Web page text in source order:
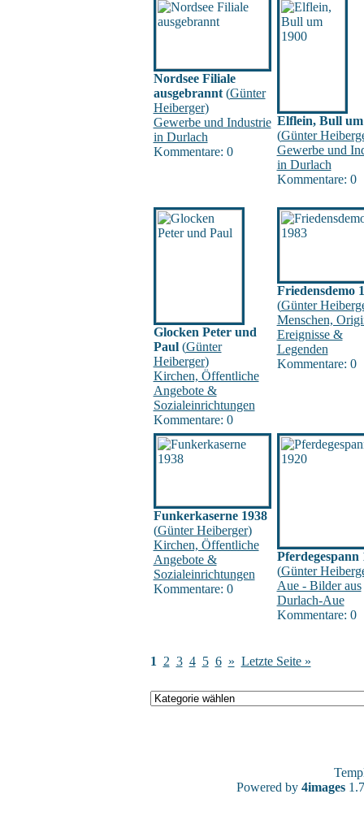
Nordsee Filiale
ausgebrannt(Günter
Heiberger)
Gewerbe und Industrie
in Durlach
Kommentare: 0
Elflein, Bull um
(Günter
Gewerbe und
in Durlach
Kommentare: 0
Glocken Peter und
Paul(Günter
Heiberger)
Kirchen, Öffentliche
Angebote &
Sozialeinrichtungen
Kommentare: 0
Friedensdemo
(Günter
Menschen,
Ereignisse &
Legenden
Kommentare: 0
Funkerkaserne 1938
(Günter Heiberger)
Kirchen, Öffentliche
Angebote &
Sozialeinrichtungen
Kommentare: 0
Pferdegespann
(Günter
Aue - Bilder aus
Durlach-Aue
Kommentare: 0
1 2 3 4 5 6 » Letzte Seite »
Powered by 4images